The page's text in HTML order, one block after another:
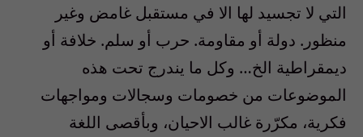
التي لا تجسيد لها الا في مستقبل غامض وغير
منظور. دولة أو مقاومة. حرب أو سلم. خلافة أو
ديمقراطية الخ… وكل ما يندرج تحت هذه
الموضوعات من خصومات وسجالات ومواجهات
فكرية، مكرّرة غالب الاحيان، وبأقصى اللغة